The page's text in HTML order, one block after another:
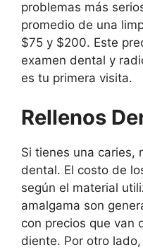
problemas más
promedio de una
$75 y $200. Este
examen dental y
es tu primera visita.
Rellenos
Si tienes una caries,
dental. El costo de
según el material
amalgama son
con precios que van
diente. Por otro